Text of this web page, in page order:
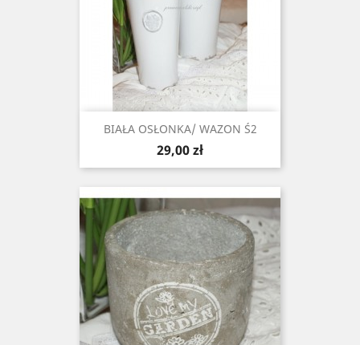
BIAŁA OSŁONKA/ WAZON Ś2
Cena
29,00 zł